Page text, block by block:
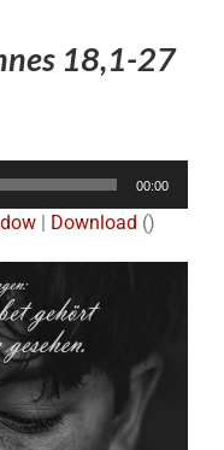
18,1-27
00:00
| Download ()